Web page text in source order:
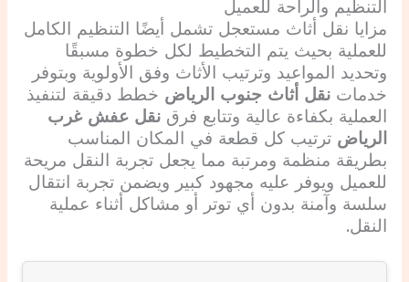
التنظيم والراحة للعميل
مزايا نقل أثاث مستعجل تشمل أيضًا التنظيم الكامل
للعملية بحيث يتم التخطيط لكل خطوة مسبقًا
وتحديد المواعيد وترتيب الأثاث وفق الأولوية وبتوفر
خدمات نقل أثاث جنوب الرياض خطط دقيقة لتنفيذ
العملية بكفاءة عالية وتتابع فرق نقل عفش غرب
الرياض ترتيب كل قطعة في المكان المناسب
بطريقة منظمة ومرتبة مما يجعل تجربة النقل مريحة
للعميل ويوفر عليه مجهود كبير ويضمن تجربة انتقال
سلسة وآمنة بدون أي توتر أو مشاكل أثناء عملية
النقل.